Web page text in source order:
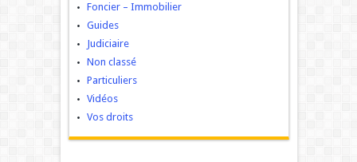
Foncier – Immobilier
Guides
Judiciaire
Non classé
Particuliers
Vidéos
Vos droits